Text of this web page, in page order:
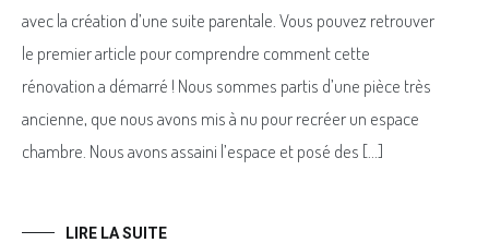
avec la création d’une suite parentale. Vous pouvez retrouver
le premier article pour comprendre comment cette
rénovation a démarré ! Nous sommes partis d’une pièce très
ancienne, que nous avons mis à nu pour recréer un espace
chambre. Nous avons assaini l’espace et posé des […]
LIRE LA SUITE